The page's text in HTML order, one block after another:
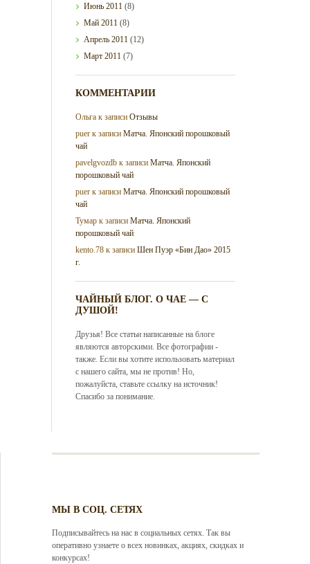
Июнь2011 (8)
Май2011 (8)
Апрель2011 (12)
Март2011 (7)
КОММЕНТАРИИ
Ольга к записиОтзывы
puer к записиМатча. Японский порошковый
чай
pavelgvozdb к записиМатча. Японский
порошковый чай
puer к записиМатча. Японский порошковый
чай
Тумар к записиМатча. Японский
порошковый чай
kento.78 к записиШен Пуэр «Бин Дао» 2015
г.
ЧАЙНЫЙ БЛОГ. О ЧАЕ — С
ДУШОЙ!
Друзья! Все статьи написанные на блоге
являются авторскими. Все фотографии -
также. Если вы хотите использовать материал
с нашего сайта, мы не против! Но,
пожалуйста, ставьте ссылку на источник!
Спасибо за понимание.
МЫ В СОЦ. СЕТЯХ
Подписывайтесь на нас в социальных сетях. Так вы
оперативно узнаете о всех новинках, акциях, скидках и
конкурсах!